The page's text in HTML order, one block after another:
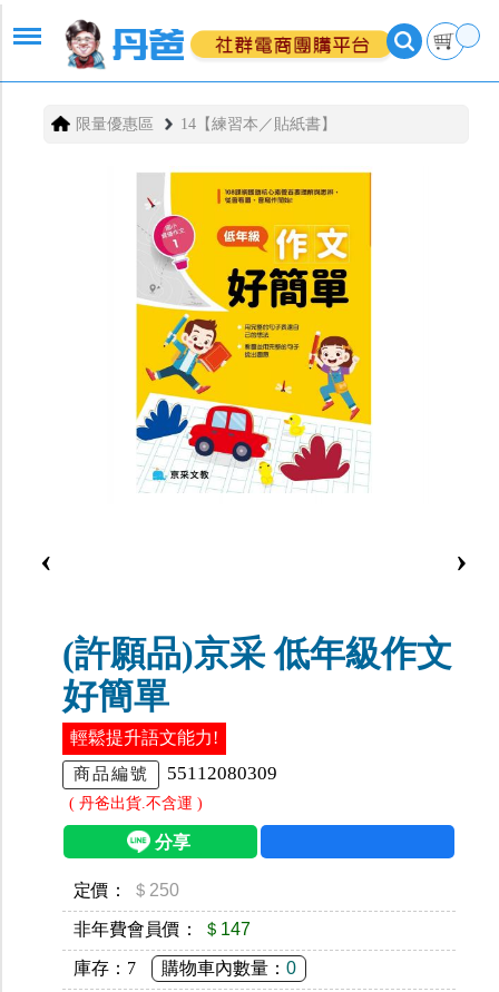
限量優惠區 14【練習本／貼紙書】
‹ ›
(許願品)京采 低年級作文
好簡單
輕鬆提升語文能力!
商品編號 55112080309
( 丹爸出貨.不含運 )
定價： ＄250
非年費會員價： ＄147
庫存： 7 購物車內數量： 0